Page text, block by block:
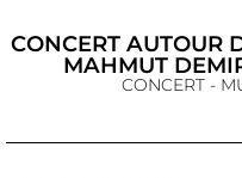
CONCERT AUTOUR
MAHMUT
CONCERT -